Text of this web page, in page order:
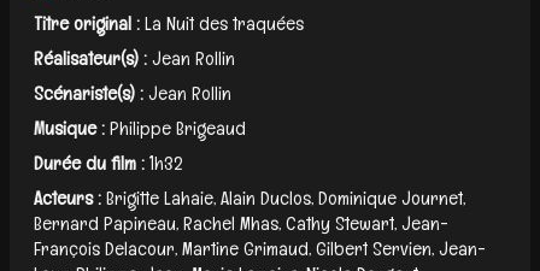
Titre original :La Nuit des traquées
Réalisateur(s) :Jean Rollin
Scénariste(s) :Jean Rollin
Musique :Philippe Brigeaud
Durée du film :1h32
Acteurs :Brigitte Lahaie, Alain Duclos, Dominique Journet,
Bernard Papineau, Rachel Mhas, Cathy Stewart, Jean-
François Delacour, Martine Grimaud, Gilbert Servien, Jean-